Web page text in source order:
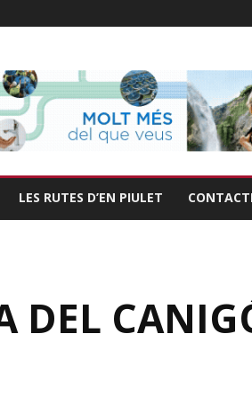
LES RUTES D’EN PIULET
DEL